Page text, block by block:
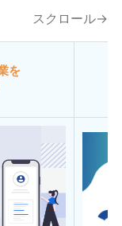
スクロール→
を